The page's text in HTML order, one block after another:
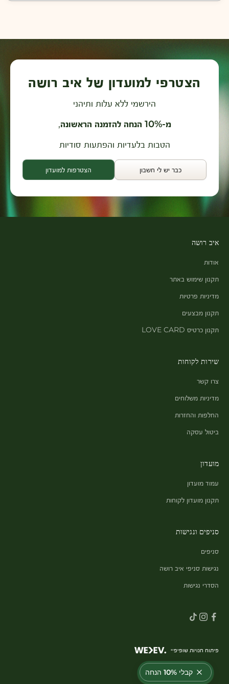
קבלי 10% הנחה
איב רושה
אודות
תקנון שימוש באתר
מדיניות פרטיות
תקנון מבצעים
תקנון כרטיס LOVE CARD
שירות לקוחות
צרו קשר
מדיניות משלוחים
החלפות והחזרות
ביטול עסקה
מועדון
עמוד מועדון
תקנון מועדון לקוחות
סניפים ונגישות
סניפים
נגישות סניפי איב רושה
הסדרי נגישות
פיתוח חנויות שופיפיי